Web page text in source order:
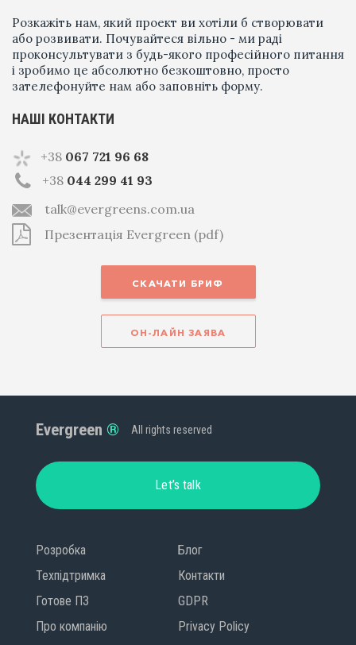
Розкажіть нам, який проект ви хотіли б створювати
або розвивати. Почувайтеся вільно - ми раді
проконсультувати з будь-якого професійного питання
і зробимо це абсолютно безкоштовно, просто
зателефонуйте нам або заповніть форму.
НАШІ КОНТАКТИ
+38 067 721 96 68
+38 044 299 41 93
talk@evergreens.com.ua
Презентація Evergreen (pdf)
СКАЧАТИ БРИФ
ОН-ЛАЙН ЗАЯВА
Evergreen All rights reserved
Let’s talk
Розробка
Техпідтримка
Готове ПЗ
Про компанію
Блог
Контакти
GDPR
Privacy Policy